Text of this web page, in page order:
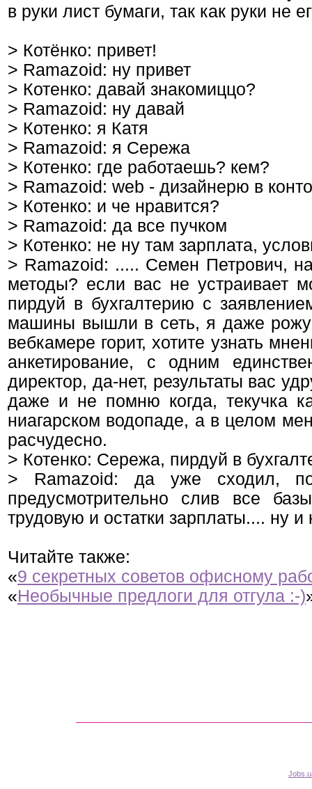
в руки лист бумаги, так как руки не
> Котёнко: привет!
> Ramazoid: ну привет
> Котенко: давай знакомиццо?
> Ramazoid: ну давай
> Котенко: я Катя
> Ramazoid: я Сережа
> Котенко: где работаешь? кем?
> Ramazoid: web - дизайнерю в
> Котенко: и че нравится?
> Ramazoid: да все пучком
> Котенко: не ну там зарплата,
> Ramazoid: ..... Семен Петрович,
методы? если вас не устраивает
пирдуй в бухгалтерию с
машины вышли в сеть, я даже
вебкамере горит, хотите узнать
анкетирование, с одним
директор, да-нет, результаты вас
даже и не помню когда, текучка
ниагарском водопаде, а в целом
расчудесно.
> Котенко: Сережа, пирдуй в
> Ramazoid: да уже сходил,
предусмотрительно слив все
трудовую и остатки зарплаты.... ну и
Читайте также:
«9 секретных советов офисному
«Необычные предлоги для отгула :-)